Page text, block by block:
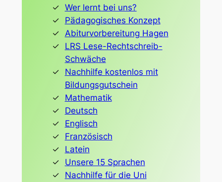
Wer lernt bei uns?
Pädagogisches Konzept
Abiturvorbereitung Hagen
LRS Lese-Rechtschreib-
Schwäche
Nachhilfe kostenlos mit
Bildungsgutschein
Mathematik
Deutsch
Englisch
Französisch
Latein
Unsere 15 Sprachen
Nachhilfe für die Uni